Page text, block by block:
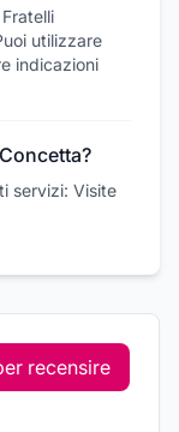
utilizzare
indicazioni
servizi: Visite
recensire